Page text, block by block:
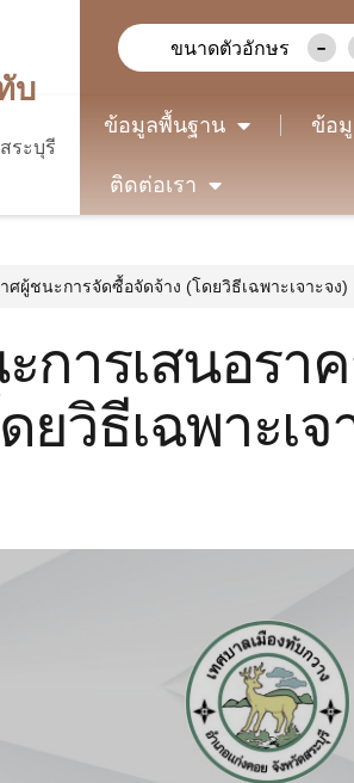
ขนาดตัวอักษร -
บ
ระบุรี
ข้อมูลพื้นฐาน ข้อ
ติดต่อเรา
ศผู้ชนะการจัดซื้อจัดจ้าง (โดยวิธีเฉพาะเจาะจง)
การเสนอร
ยวิธีเฉพาะเจ